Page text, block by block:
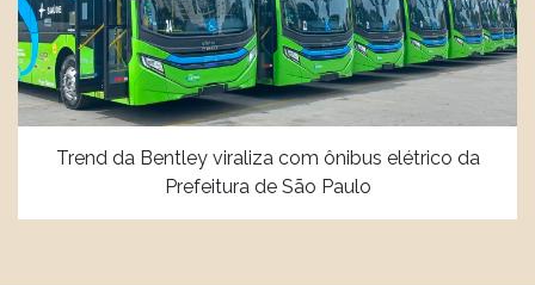
Trend da Bentley viraliza com ônibus elétrico da
Prefeitura de São Paulo